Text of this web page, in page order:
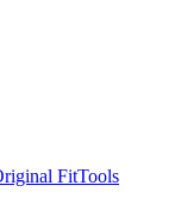
FitTools